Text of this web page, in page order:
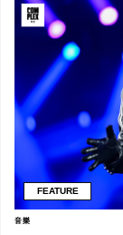
FEATURE
音樂